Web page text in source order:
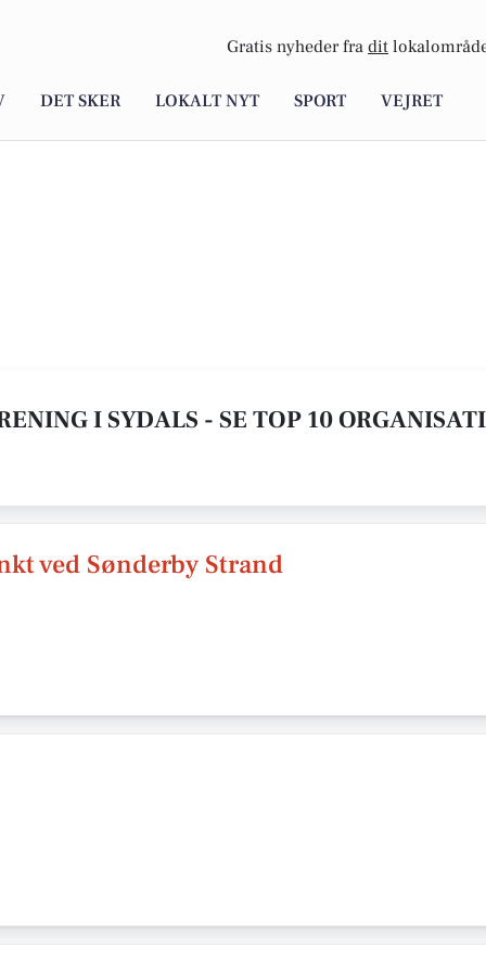
Gratis nyheder fra dit
DET SKER LOKALT NYT SPORT VEJRET
I SYDALS - SE TOP 10
ved Sønderby Strand